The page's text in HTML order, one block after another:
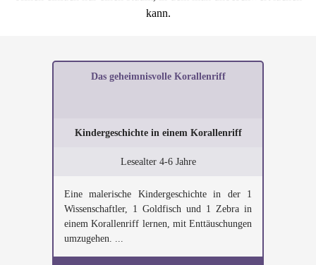
kann.
Das geheimnisvolle Korallenriff
Kindergeschichte in einem Korallenriff
Lesealter 4-6 Jahre
Eine malerische Kindergeschichte in der 1
Wissenschaftler, 1 Goldfisch und 1 Zebra in
einem Korallenriff lernen, mit Enttäuschungen
umzugehen. ...